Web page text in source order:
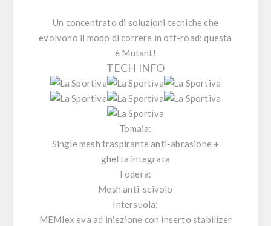
Un concentrato di soluzioni tecniche che
evolvono il modo di correre in off-road: questa
è Mutant!
TECH INFO
Tomaia:
Single mesh traspirante anti-abrasione +
ghetta integrata
Fodera:
Mesh anti-scivolo
Intersuola:
MEMlex eva ad iniezione con inserto stabilizer